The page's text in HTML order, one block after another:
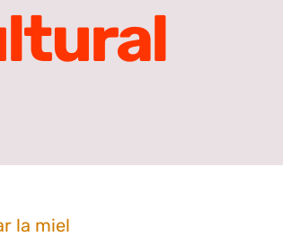
la miel